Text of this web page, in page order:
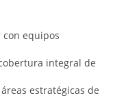
equipos
integral de
estratégicas de